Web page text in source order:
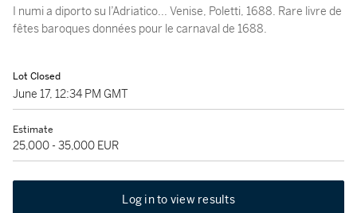
I numi a diporto su l’Adriatico... Venise, Poletti, 1688. Rare livre de
fêtes baroques données pour le carnaval de 1688.
Lot Closed
June 17, 12:34 PM GMT
Estimate
25,000 - 35,000 EUR
Log in to view results